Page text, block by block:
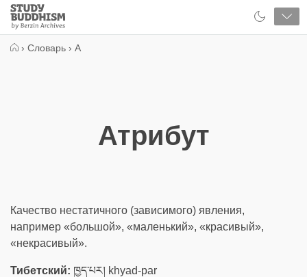
Close
Study
Buddhism
› Словарь › А
Атрибут
Качество нестатичного (зависимого) явления,
например «большой», «маленький», «красивый»,
«некрасивый».
Тибетский: ཁྱད་པར། khyad-par